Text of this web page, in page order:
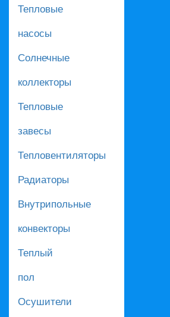
Тепловые
насосы
Солнечные
коллекторы
Тепловые
завесы
Тепловентиляторы
Радиаторы
Внутрипольные
конвекторы
Теплый
пол
Осушители